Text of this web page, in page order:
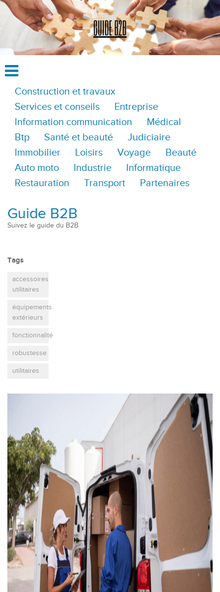
Construction et travaux
Services et conseils
Entreprise
Information communication
Médical
Btp
Santé et beauté
Judiciaire
Immobilier
Loisirs Voyage
Beauté
Auto moto
Industrie
Informatique
Restauration
Transport Partenaires
Guide B2B
Suivez le guide du B2B
Tags
accessoires
utilitaires
équipements
extérieurs
fonctionnalité
robustesse
utilitaires